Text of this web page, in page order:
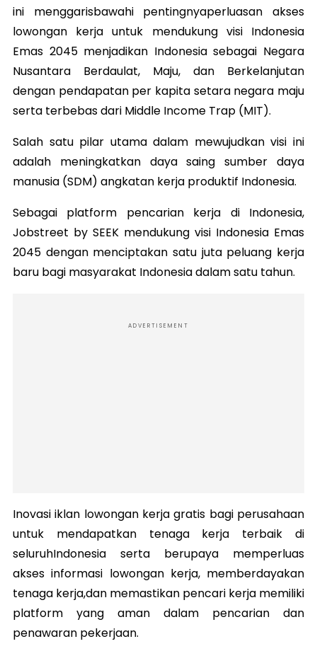
ini menggarisbawahi pentingnyaperluasan akses
lowongan kerja untuk mendukung visi Indonesia
Emas 2045 menjadikan Indonesia sebagai Negara
Nusantara Berdaulat, Maju, dan Berkelanjutan
dengan pendapatan per kapita setara negara maju
serta terbebas dari Middle Income Trap (MIT).
Salah satu pilar utama dalam mewujudkan visi ini
adalah meningkatkan daya saing sumber daya
manusia (SDM) angkatan kerja produktif Indonesia.
Sebagai platform pencarian kerja di Indonesia,
Jobstreet by SEEK mendukung visi Indonesia Emas
2045 dengan menciptakan satu juta peluang kerja
baru bagi masyarakat Indonesia dalam satu tahun.
ADVERTISEMENT
Inovasi iklan lowongan kerja gratis bagi perusahaan
untuk mendapatkan tenaga kerja terbaik di
seluruhIndonesia serta berupaya memperluas
akses informasi lowongan kerja, memberdayakan
tenaga kerja,dan memastikan pencari kerja memiliki
platform yang aman dalam pencarian dan
penawaran pekerjaan.